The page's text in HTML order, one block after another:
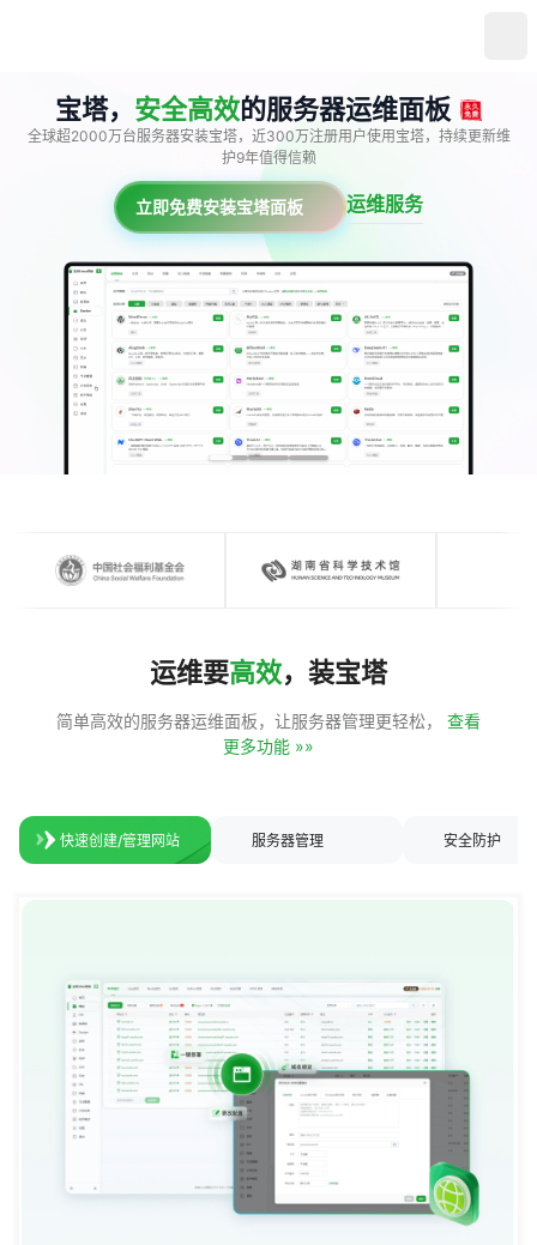
宝塔， 安全高效的服务器运维面板
全球超2000万台服务器安装宝塔，近300万注册用户使用宝塔，持续更新维
护9年值得信赖
立即免费安装宝塔面板 运维服务
运维要高效，装宝塔
简单高效的服务器运维面板，让服务器管理更轻松，
查看
更多功能 »»
快速创建/管理网站 服务器管理 安全防护